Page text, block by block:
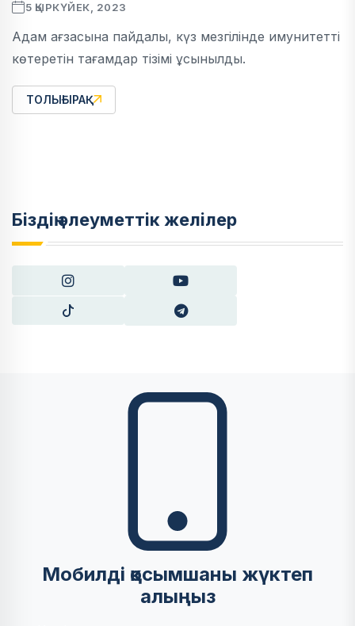
5 ҚЫРКҮЙЕК, 2023
Адам ағзасына пайдалы, күз мезгілінде имунитетті
көтеретін тағамдар тізімі ұсынылды.
ТОЛЫҒЫРАҚ
Біздің әлеуметтік желілер
Мобилді қосымшаны жүктеп
алыңыз